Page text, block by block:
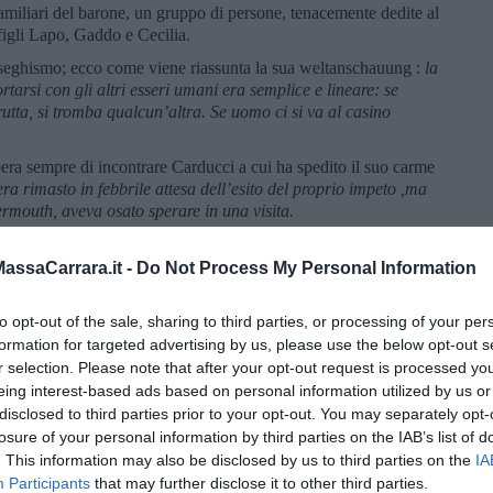
- Do Not Process My Personal Information
opt-out of the sale, sharing to third parties, or processing of your
for targeted advertising by us, please use the below opt-out
selection. Please note that after your opt-out request is processed
interest-based ads based on personal information utilized by us
to third parties prior to your opt-out. You may separately
of your personal information by third parties on the IAB’s list of
This information may also be disclosed by us to third parties on the
Participants that may further disclose it to other third parties.
del barone, un gruppo di persone, tenacemente dedite al
Lapo, Gaddo e Cecilia.
ecco come viene riassunta la sua weltanschauung : la
con gli altri esseri umani era semplice e lineare: se
si tromba qualcun’altra. Se uomo ci si va al casino
sempre di incontrare Carducci a cui ha spedito il suo carme
rimasto in febbrile attesa dell’esito del proprio impeto ,ma
aveva osato sperare in una visita.
di un ospite illustre, un famoso letterato, lui aveva
deluso quando scopre cheil letterato in procinto di
era uno che aveva scritto un libro di cucina. Roba da dare
ma piegata a occupazioni donnesche. Completano il
che vigila su tutti, seduta sulla sua sedia a rotelle, le due
terrorizzandolo, di Artusi) e Ugolina. Poi la servitù, la
Teodoro, il maggiordomo, Parisina, la cuoca, Agatina la
e infine lui, l’Artusi che ci viene così presentato: In una
un titolo in inglese. Nell’altra, ha un cesto di vimini,
mai visti. In testa ha un cilindro, e addosso una finanziera.